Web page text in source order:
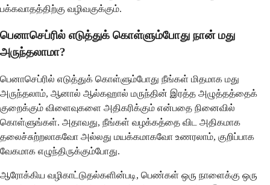
பக்கவாதத்திற்கு வழிவகுக்கும்.
பெனாசெப்ரில் எடுத்துக் கொள்ளும்போது நான் மது
அருந்தலாமா?
பெனாசெப்ரில் எடுத்துக் கொள்ளும்போது நீங்கள் மிதமாக மது
அருந்தலாம், ஆனால் ஆல்கஹால் மருந்தின் இரத்த அழுத்தத்தைக்
குறைக்கும் விளைவுகளை அதிகரிக்கும் என்பதை நினைவில்
கொள்ளுங்கள். அதாவது, நீங்கள் வழக்கத்தை விட அதிகமாக
தலைச்சுற்றலாகவோ அல்லது மயக்கமாகவோ உணரலாம், குறிப்பாக
வேகமாக எழுந்திருக்கும்போது.
ஆரோக்கிய வழிகாட்டுதல்களின்படி, பெண்கள் ஒரு நாளைக்கு ஒரு